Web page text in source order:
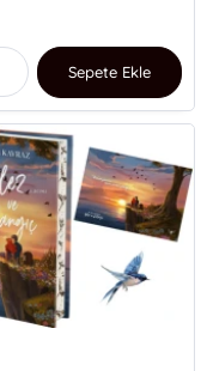
Sepete Ekle